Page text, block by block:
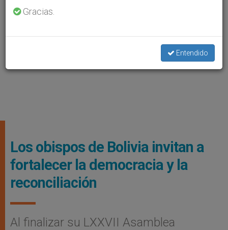
Los obispos de Bolivia invitan a
fortalecer la democracia y la
reconciliación
Al finalizar su LXXVII Asamblea
Gracias.
Entendido